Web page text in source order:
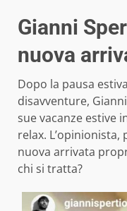
Gianni
nuova
Dopo la pausa
disavventure,
sue vacanze estive
relax.
nuova arrivata
chi si tratta?